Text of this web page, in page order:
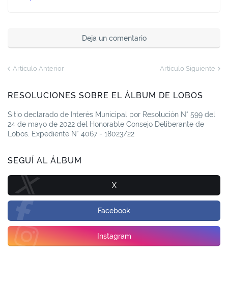
Deja un comentario
Artículo Anterior Artículo Siguiente
RESOLUCIONES SOBRE EL ÁLBUM DE LOBOS
Sitio declarado de Interés Municipal por Resolución N° 599 del
24 de mayo de 2022 del Honorable Consejo Deliberante de
Lobos. Expediente N° 4067 - 18023/22
SEGUÍ AL ÁLBUM
X
Facebook
Instagram